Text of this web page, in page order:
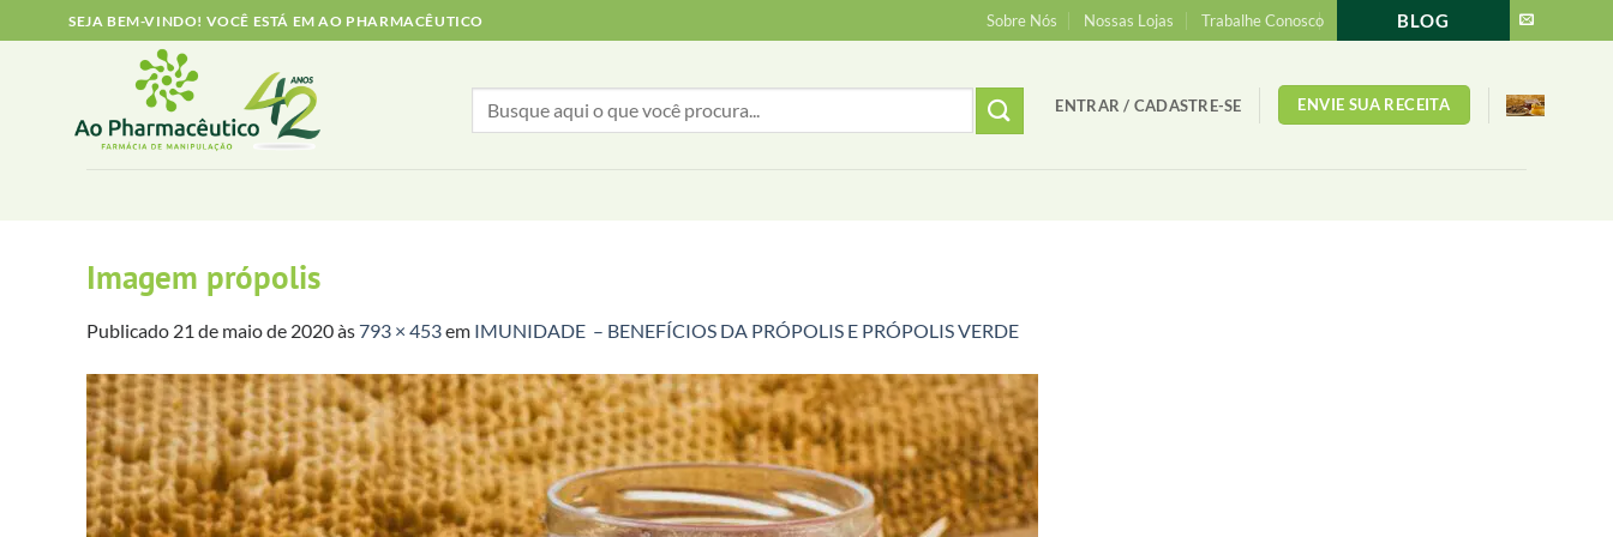
to
SEJA BEM-VINDO! VOCÊ ESTÁ EM AO PHARMACÊUTICO Sobre Nós Nossas Lojas Trabalhe Conosco BLOG
Search
for:
ENTRAR / CADASTRE-SE ENVIE SUA RECEITA
Imagem própolis
Publicado 21 de maio de 2020às793 × 453em IMUNIDADE – BENEFÍCIOS DA PRÓPOLIS E PRÓPOLIS VERDE